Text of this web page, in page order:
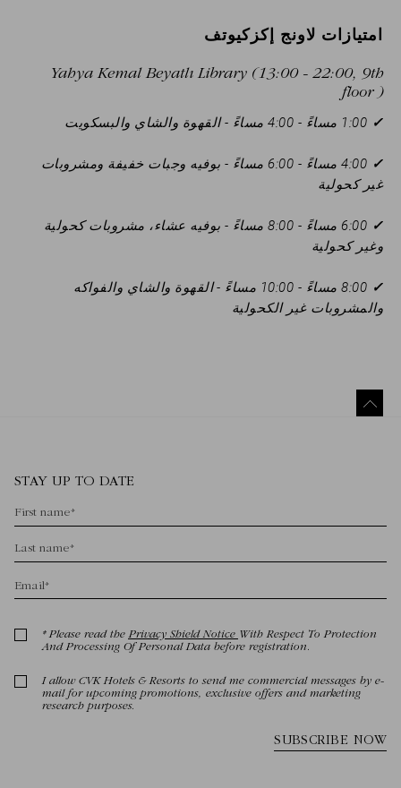
امتيازات لاونج إكزكيوتف
Yahya Kemal Beyatlı Library (13:00 - 22:00, 9th
floor )
✓
✓
4:00 مساءً - 6:00 مساءً - بوفيه وجبات خفيفة ومشروبات
غير كحولية
✓
6:00 مساءً - 8:00 مساءً - بوفيه عشاء، مشروبات كحولية
وغير كحولية
✓
8:00 مساءً - 10:00 مساءً - القهوة والشاي والفواكه
والمشروبات غير الكحولية